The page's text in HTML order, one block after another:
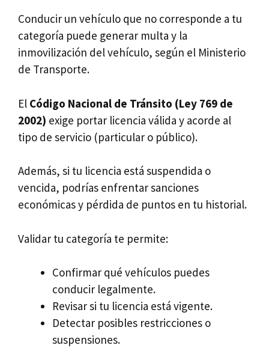
Conducir un vehículo que no corresponde a tu
categoría puede generar multa y la
inmovilización del vehículo, según el Ministerio
de Transporte.
El Código Nacional de Tránsito (Ley 769 de
2002) exige portar licencia válida y acorde al
tipo de servicio (particular o público).
Además, si tu licencia está suspendida o
vencida, podrías enfrentar sanciones
económicas y pérdida de puntos en tu historial.
Validar tu categoría te permite:
Confirmar qué vehículos puedes
conducir legalmente.
Revisar si tu licencia está vigente.
Detectar posibles restricciones o
suspensiones.